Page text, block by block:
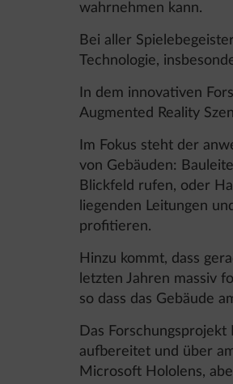
wahrnehmen kann.
Bei aller
Technologie,
In dem innovativen
Augmented Reality
Im Fokus steht der
von Gebäuden:
Blickfeld rufen, oder
liegenden Leitungen
profitieren.
Hinzu kommt, dass
letzten Jahren massiv
so dass das Gebäude
Das
aufbereitet und über
Microsoft Hololens,